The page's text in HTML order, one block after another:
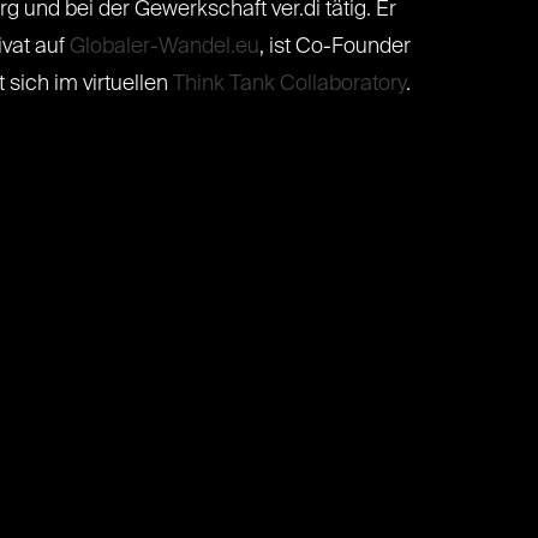
und bei der Gewerkschaft ver.di tätig. Er
auf Globaler-Wandel.eu, ist Co-Founder
sich im virtuellen
Think Tank Collaboratory.